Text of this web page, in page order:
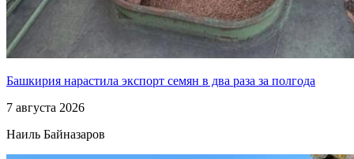
Башкирия нарастила экспорт семян в два раза за полгода
7 августа 2026
Наиль Байназаров